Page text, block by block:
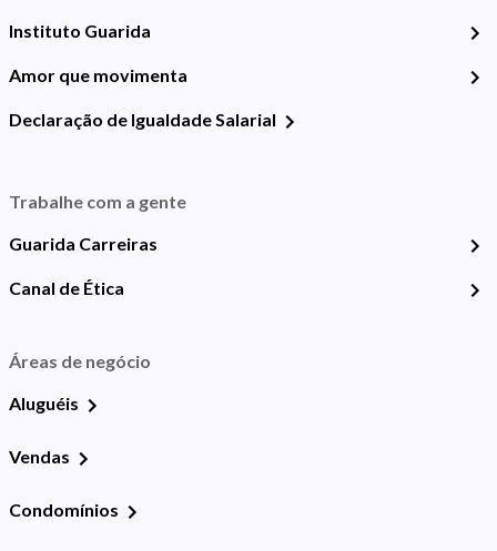
Instituto Guarida
Amor que movimenta
Declaração de Igualdade Salarial
Trabalhe com a gente
Guarida Carreiras
Canal de Ética
Áreas de negócio
Aluguéis
Vendas
Condomínios